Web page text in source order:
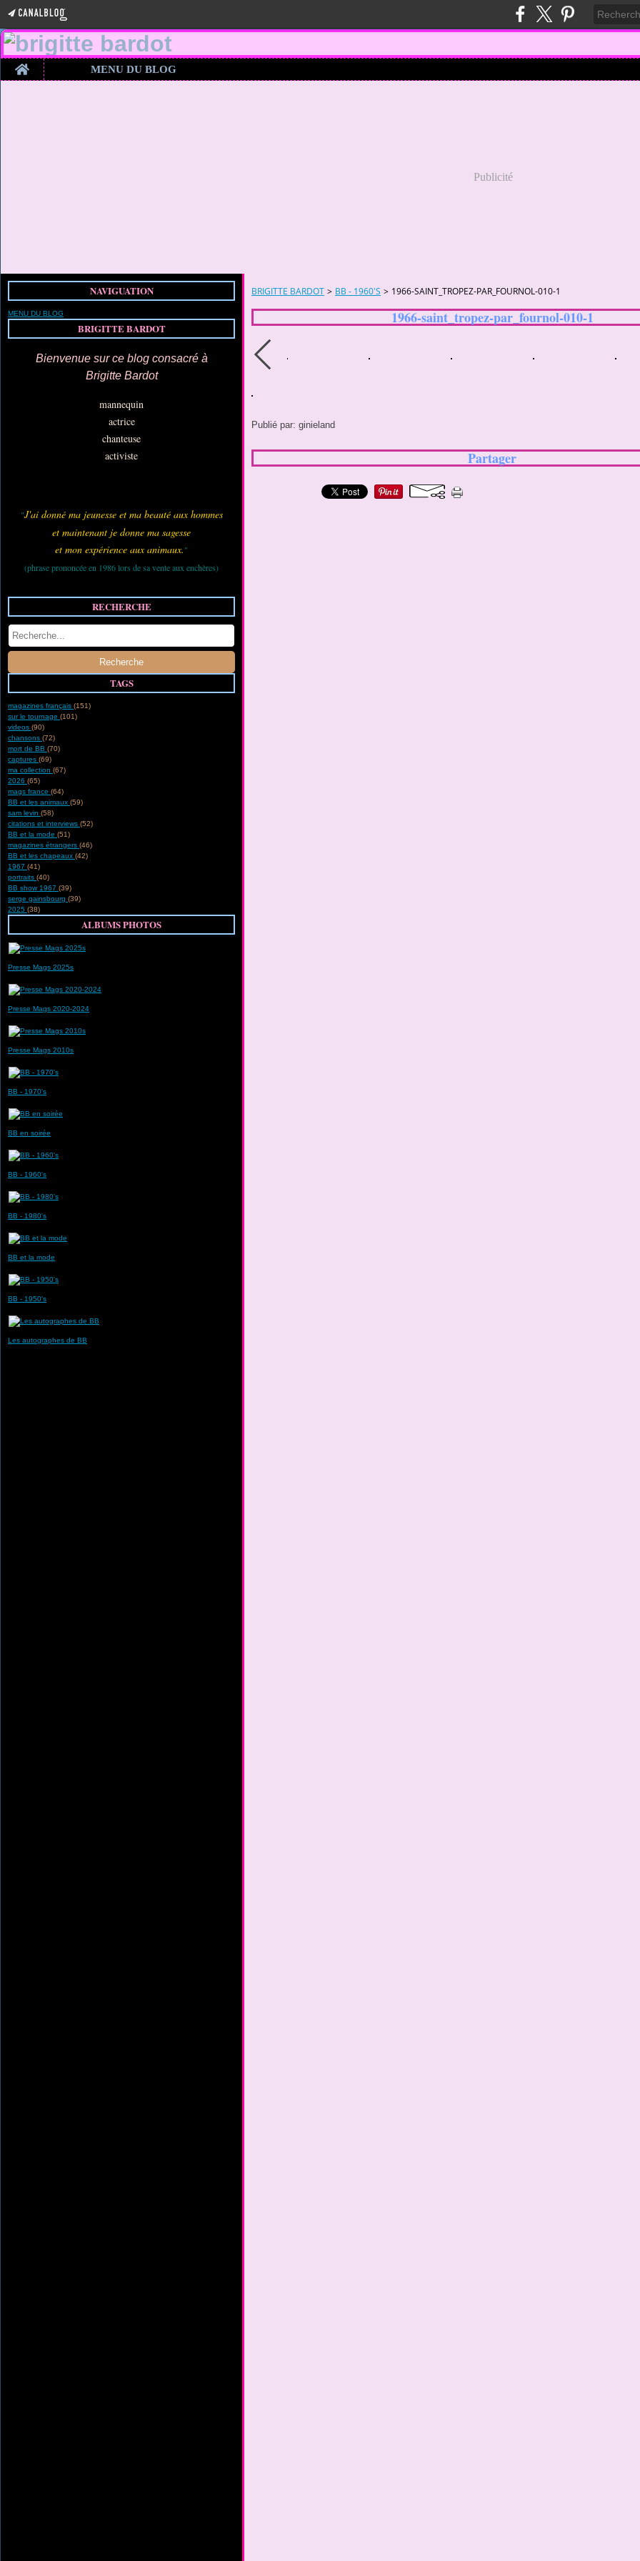
Home MENU DU BLOG
Publicité
NAVIGUATION
MENU DU BLOG
BRIGITTE BARDOT
Bienvenue sur ce blog consacré à
Brigitte Bardot
mannequin
actrice
chanteuse
activiste
"J'ai donné ma jeunesse et ma beauté aux hommes
et maintenant je donne ma sagesse
et mon expérience aux animaux."
(phrase prononcée en 1986 lors de sa vente aux enchères)
RECHERCHE
TAGS
magazines français (151)
sur le tournage (101)
videos (90)
chansons (72)
mort de BB (70)
captures (69)
ma collection (67)
2026 (65)
mags france (64)
BB et les animaux (59)
sam levin (58)
citations et interviews (52)
BB et la mode (51)
magazines étrangers (46)
BB et les chapeaux (42)
1967 (41)
portraits (40)
BB show 1967 (39)
serge gainsbourg (39)
2025 (38)
ALBUMS PHOTOS
Presse Mags 2025s
Presse Mags 2020-2024
Presse Mags 2010s
BB - 1970's
BB en soirée
BB - 1960's
BB - 1980's
BB et la mode
BB - 1950's
Les autographes de BB
BRIGITTE BARDOT > BB - 1960'S > 1966-SAINT_TROPEZ-PAR_FOURNOL-010-1
1966-saint_tropez-par_fournol-010-1
Publié par: ginieland
Partager